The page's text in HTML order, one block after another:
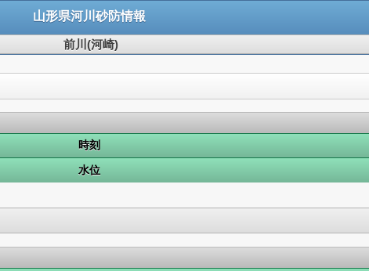
山形県河川砂防情報
前川(河崎)
時刻
水位